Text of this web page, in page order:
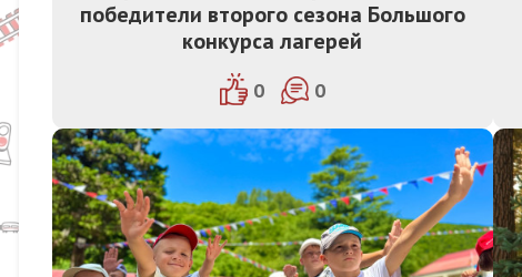
победители второго сезона Большого
конкурса лагерей
0 0